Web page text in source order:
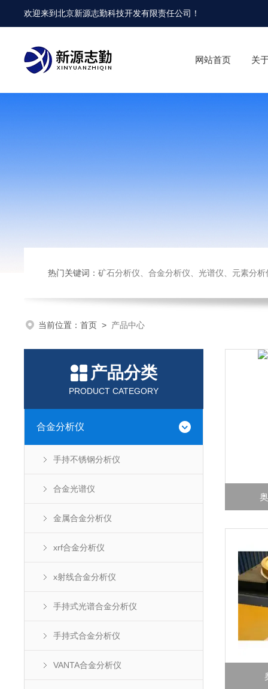
欢迎来到北京新源志勤科技开发有限责任公司 ！
网站首页 关
热门关键词： 矿石分析仪、合金分析仪、光谱仪、元素分析
当前位置： 首页 > 产品中心
产品分类
PRODUCT CATEGORY
合金分析仪
手持不锈钢分析仪
合金光谱仪
金属合金分析仪
xrf合金分析仪
x射线合金分析仪
手持式光谱合金分析仪
手持式合金分析仪
VANTA合金分析仪